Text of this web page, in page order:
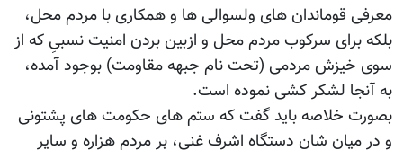
معرفی قوماندان های ولسوالی ها و همکاری با مردم محل،
بلکه برای سرکوب مردم محل و ازبین بردن امنیت نسبیِ که از
سوی خیزش مردمی (تحت نام جبهه مقاومت) بوجود آمده،
به آنجا لشکر کشی نموده است.
بصورت خلاصه باید گفت که ستم های حکومت های پشتونی
و در میان شان دستگاه اشرف غنی، بر مردم هزاره و سایر